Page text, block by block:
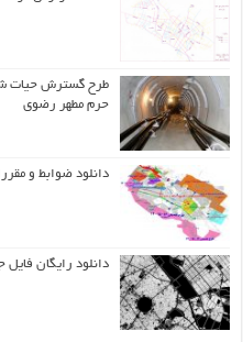
طرح گسترش حیات
حرم مطهر رضوي
دانلود ضوابط و
دانلود رایگان